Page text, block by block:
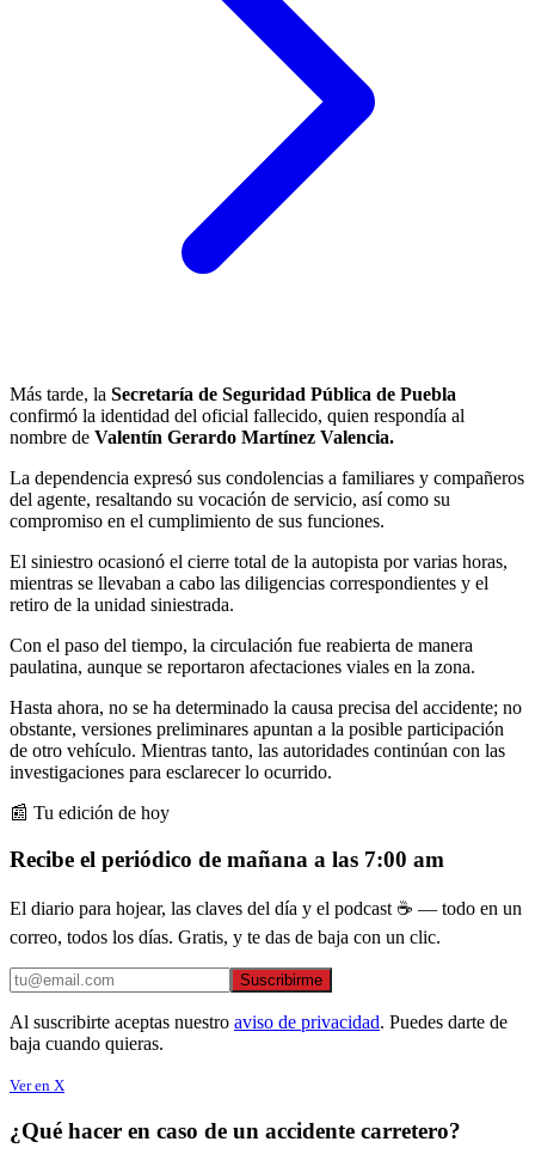
Más tarde, la Secretaría de Seguridad Pública de Puebla
confirmó la identidad del oficial fallecido, quien respondía al
nombre de Valentín Gerardo Martínez Valencia.
La dependencia expresó sus condolencias a familiares y compañeros
del agente, resaltando su vocación de servicio, así como su
compromiso en el cumplimiento de sus funciones.
El siniestro ocasionó el cierre total de la autopista por varias horas,
mientras se llevaban a cabo las diligencias correspondientes y el
retiro de la unidad siniestrada.
Con el paso del tiempo, la circulación fue reabierta de manera
paulatina, aunque se reportaron afectaciones viales en la zona.
Hasta ahora, no se ha determinado la causa precisa del accidente; no
obstante, versiones preliminares apuntan a la posible participación
de otro vehículo. Mientras tanto, las autoridades continúan con las
investigaciones para esclarecer lo ocurrido.
📰 Tu edición de hoy
Recibe el periódico de mañana a las 7:00 am
El diario para hojear, las claves del día y el podcast ☕ — todo en un
correo, todos los días. Gratis, y te das de baja con un clic.
Suscribirme
Al suscribirte aceptas nuestro aviso de privacidad. Puedes darte de
baja cuando quieras.
Ver en X
¿Qué hacer en caso de un accidente carretero?